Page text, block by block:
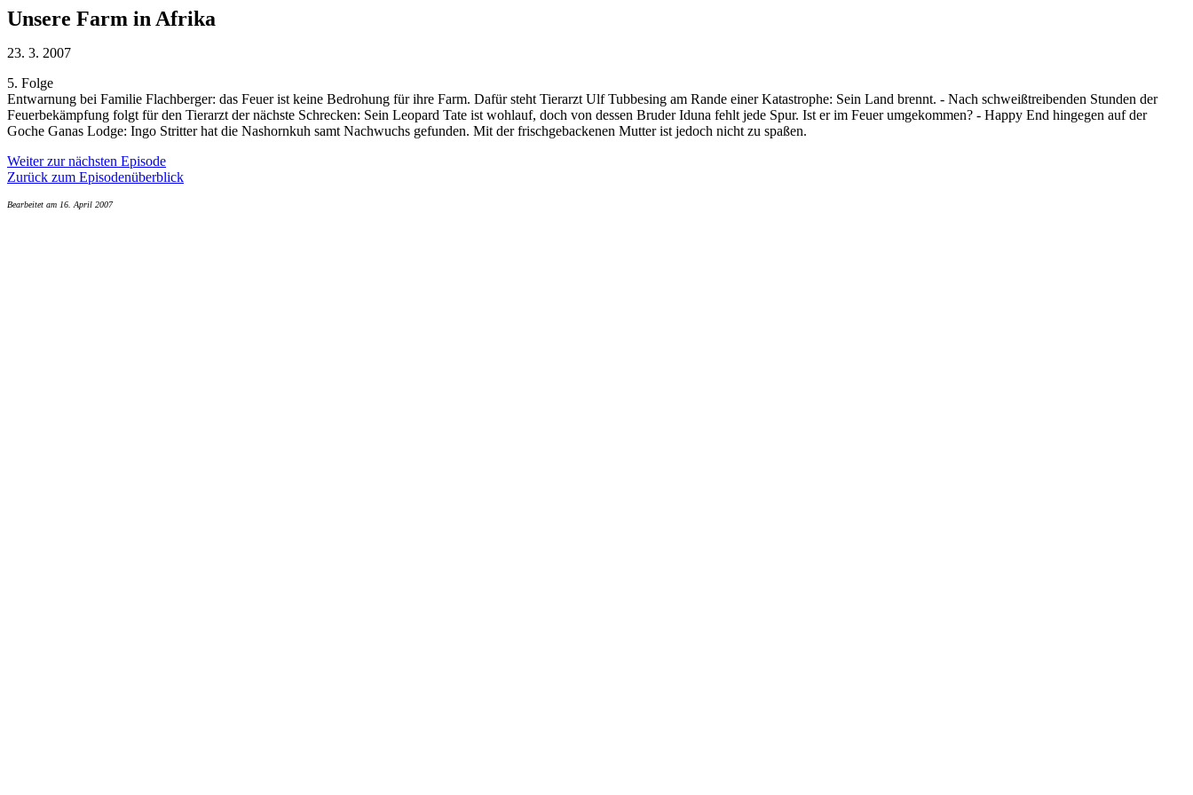
Unsere Farm in Afrika
23. 3. 2007
5. Folge
Entwarnung bei Familie Flachberger: das Feuer ist keine Bedrohung für ihre Farm. Dafür steht Tierarzt Ulf Tubbesing am Rande einer Katastrophe: Sein Land brennt. - Nach schweißtreibenden Stunden der
Feuerbekämpfung folgt für den Tierarzt der nächste Schrecken: Sein Leopard Tate ist wohlauf, doch von dessen Bruder Iduna fehlt jede Spur. Ist er im Feuer umgekommen? - Happy End hingegen auf der
Goche Ganas Lodge: Ingo Stritter hat die Nashornkuh samt Nachwuchs gefunden. Mit der frischgebackenen Mutter ist jedoch nicht zu spaßen.
Weiter zur nächsten Episode
Zurück zum Episodenüberblick
Bearbeitet am 16. April 2007